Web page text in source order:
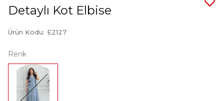
Detaylı Kot Elbise
Ürün Kodu: E2127
Renk